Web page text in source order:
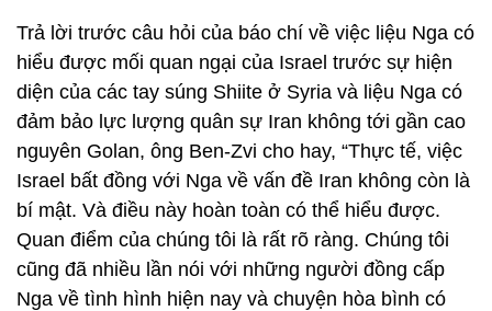
Trả lời trước câu hỏi của báo chí về việc liệu Nga có
hiểu được mối quan ngại của Israel trước sự hiện
diện của các tay súng Shiite ở Syria và liệu Nga có
đảm bảo lực lượng quân sự Iran không tới gần cao
nguyên Golan, ông Ben-Zvi cho hay, “Thực tế, việc
Israel bất đồng với Nga về vấn đề Iran không còn là
bí mật. Và điều này hoàn toàn có thể hiểu được.
Quan điểm của chúng tôi là rất rõ ràng. Chúng tôi
cũng đã nhiều lần nói với những người đồng cấp
Nga về tình hình hiện nay và chuyện hòa bình có